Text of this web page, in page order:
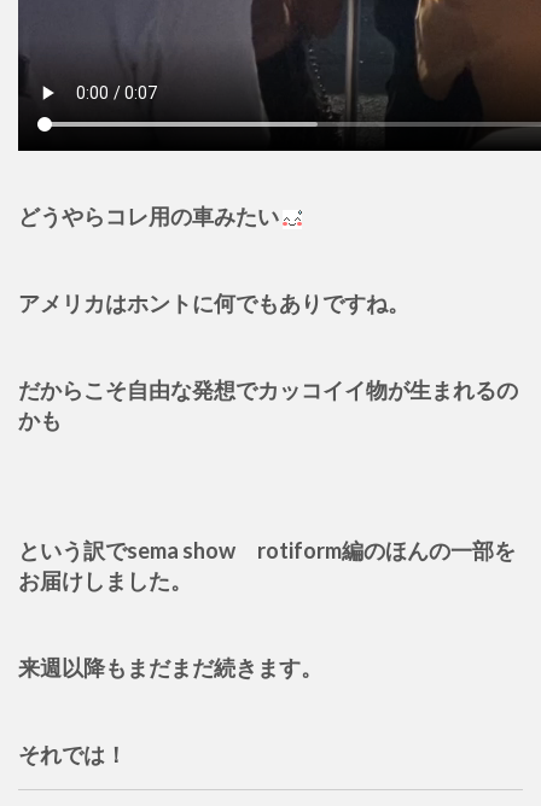
どうやらコレ用の車みたい
アメリカはホントに何でもありですね。
だからこそ自由な発想でカッコイイ物が生まれるの
かも
という訳でsema show rotiform編のほんの一部を
お届けしました。
来週以降もまだまだ続きます。
それでは！